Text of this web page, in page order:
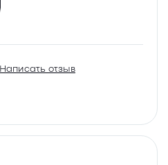
Написать отзыв